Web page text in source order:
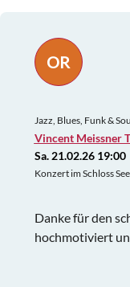
OR
Jazz, Blues, Funk &
Vincent Meissner
Sa. 21.02.26 19:00
Konzert im Schloss
Danke für den
hochmotiviert